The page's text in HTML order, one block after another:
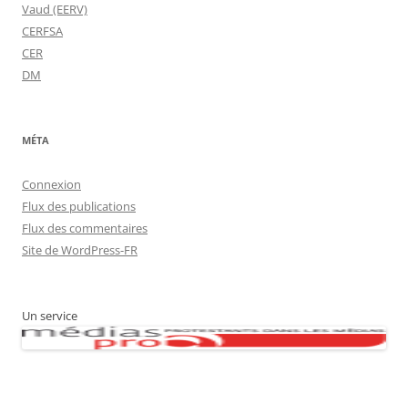
Vaud (EERV)
CERFSA
CER
DM
MÉTA
Connexion
Flux des publications
Flux des commentaires
Site de WordPress-FR
Un service